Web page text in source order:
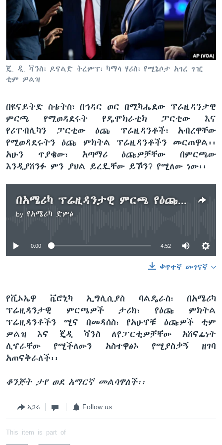
ቋንቋዎች
ጄ. ዲ. ቫንስ፣ ዶናልድ ትረምፕ፣ ካማላ ሃሪስ፣ የሚኔሶታ አገረ ገዢ
ቲም ዎልዝ
በዩናይትድ ስቴትስ፣ በኅዳር ወር በሚካሔደው ፕሬዚዳንታዊ
ምርጫ የሚወዳደሩት የዴሞክራቲክ ፓርቲው እና
የሪፐብሊካን ፓርቲው ዕጩ ፕሬዚዳንቶች፣ አብረዋቸው
የሚወዳደሩትን ዕጩ ምክትል ፕሬዚዳንቶችን መርጠዋል፡፡
አሁን ጥያቄው፣ አጣማሪ ዕጩዎቻቸው በምርጫው
እንዲያሸንፉ ምን ያህል ይረዷቸው ይኾን? የሚለው ነው፡፡
በአሜሪካ ፕሬዚዳንታዊ ምርጫ የዕጩ ምክትል ፕሬዚዳንቶች የአሸናፊነት ሚና ምን ያህል ነው?
by የአሜሪካ ድምፅ
No media source currently available
0:00 4:52
ቀጥተኛ መገናኛ
የቪኦኤዋ ቬሮኒካ ኢግሊሲያስ ባልዴራስ፣ በአሜሪካ
ፕሬዚዳንታዊ ምርጫዎች ታሪክ፣ የዕጩ ምክትል
ፕሬዚዳንቶችን ሚና በመዳሰስ፣ የአሁኖቹ ዕጩዎች ቲም
ዎልዝ እና ጄዲ ቫንስ ለየፓርቲዎቻቸው አሸናፊነት
ሊኖራቸው የሚችለውን አስተዋፅኦ የሚያስቃኝ ዘገባ
አጠናቅራለች፡፡
ቆንጅት ታየ ወደ አማርኛ መልሳዋለች፡፡
አጋሩ Follow us
This item is part of